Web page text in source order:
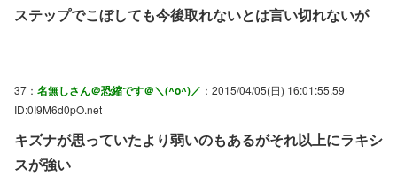
ステップでこぼしても今後取れないとは言い切れないが
37： 名無しさん＠恐縮です＠＼(^o^)／ ：2015/04/05(日) 16:01:55.59
ID:0I9M6d0pO.net
キズナが思っていたより弱いのもあるがそれ以上にラキシ
スが強い